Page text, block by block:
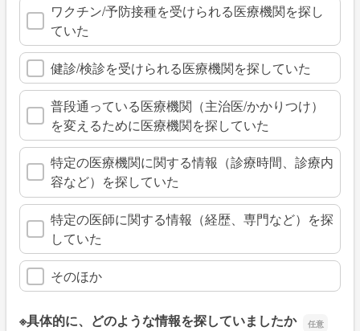
ワクチン/予防接種を受けられる医療機関を探し
ていた
健診/検診を受けられる医療機関を探していた
普段通っている医療機関（主治医/かかりつけ）
を変えるために医療機関を探していた
特定の医療機関に関する情報（診療時間、診療内
容など）を探していた
特定の医師に関する情報（経歴、専門など）を探
していた
そのほか
※具体的に、どのような情報を探していましたか